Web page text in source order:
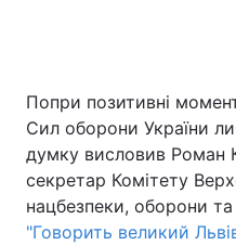
Попри позитивні
Сил оборони України
думку висловив Роман
секретар Комітету
нацбезпеки, оборони та
"Говорить великий